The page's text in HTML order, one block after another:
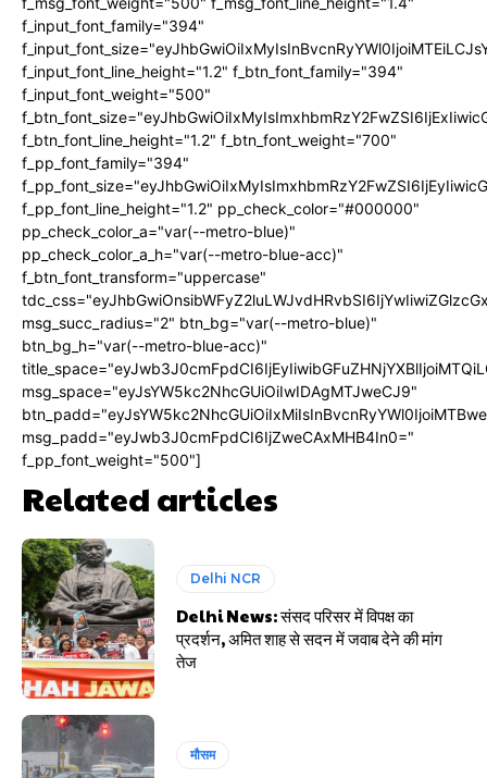
f_input_font_family="394"
f_input_font_line_height="1.2" f_btn_font_family="394"
f_input_font_weight="500"
f_btn_font_line_height="1.2" f_btn_font_weight="700"
f_pp_font_family="394"
f_pp_font_line_height="1.2" pp_check_color="#000000"
pp_check_color_a="var(--metro-blue)"
pp_check_color_a_h="var(--metro-blue-acc)"
f_btn_font_transform="uppercase"
msg_succ_radius="2" btn_bg="var(--metro-blue)"
btn_bg_h="var(--metro-blue-acc)"
msg_space="eyJsYW5kc2NhcGUiOiIwIDAgMTJweCJ9"
msg_padd="eyJwb3J0cmFpdCI6IjZweCAxMHB4In0="
f_pp_font_weight="500"]
Related articles
Delhi NCR
Delhi News: संसद परिसर में विपक्ष का
प्रदर्शन, अमित शाह से सदन में जवाब देने की मांग
तेज
मौसम